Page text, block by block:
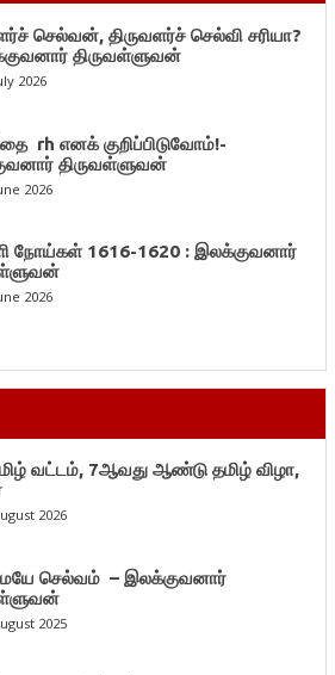
செல்வன், திருவளர்ச் செல்வி சரியா?
திருவள்ளுவன்
2026
rh எனக் குறிப்பிடுவோம்!-
திருவள்ளுவன்
2026
நோய்கள் 1616-1620 : இலக்குவனார்
2026
வட்டம், 7ஆவது ஆண்டு தமிழ் விழா,
2026
செல்வம் – இலக்குவனார்
2025